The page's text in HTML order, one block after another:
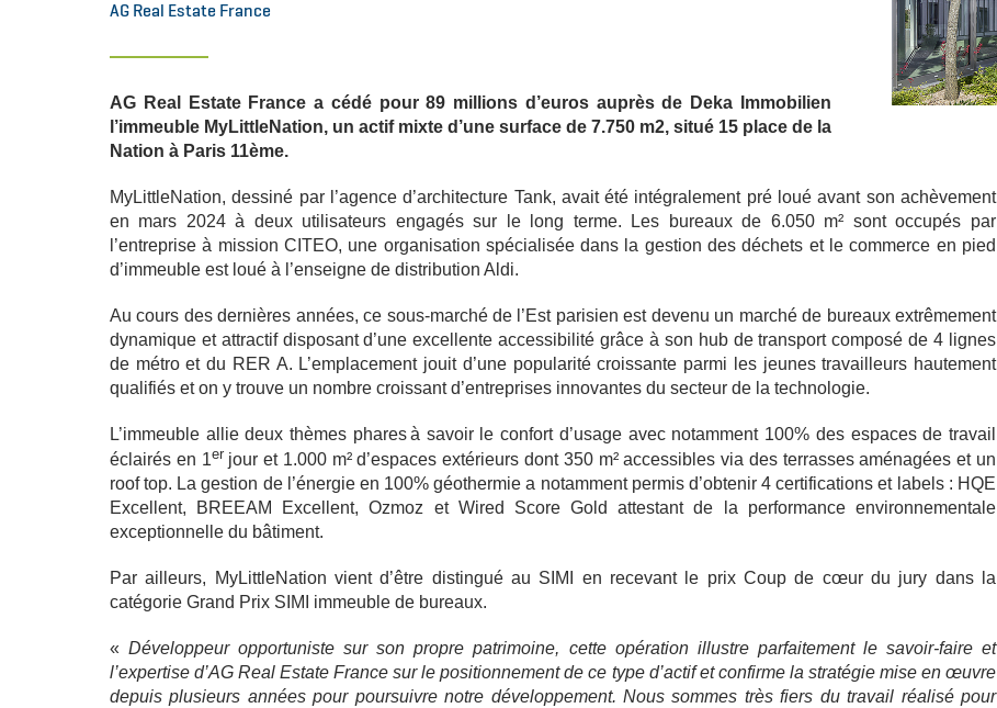
AG Real Estate France
AG Real Estate France a cédé pour 89 millions d’euros auprès de Deka Immobilien
l’immeuble MyLittleNation, un actif mixte d’une surface de 7.750 m2, situé 15 place de la
Nation à Paris 11ème.
MyLittleNation, dessiné par l’agence d’architecture Tank, avait été intégralement pré loué avant son achèvement
en mars 2024 à deux utilisateurs engagés sur le long terme. Les bureaux de 6.050 m² sont occupés par
l’entreprise à mission CITEO, une organisation spécialisée dans la gestion des déchets et le commerce en pied
d’immeuble est loué à l’enseigne de distribution Aldi.
Au cours des dernières années, ce sous-marché de l’Est parisien est devenu un marché de bureaux extrêmement
dynamique et attractif disposant d’une excellente accessibilité grâce à son hub de transport composé de 4 lignes
de métro et du RER A. L’emplacement jouit d’une popularité croissante parmi les jeunes travailleurs hautement
qualifiés et on y trouve un nombre croissant d’entreprises innovantes du secteur de la technologie.
L’immeuble allie deux thèmes phares à savoir le confort d’usage avec notamment 100% des espaces de travail
éclairés en 1er jour et 1.000 m² d’espaces extérieurs dont 350 m² accessibles via des terrasses aménagées et un
roof top. La gestion de l’énergie en 100% géothermie a notamment permis d’obtenir 4 certifications et labels : HQE
Excellent, BREEAM Excellent, Ozmoz et Wired Score Gold attestant de la performance environnementale
exceptionnelle du bâtiment.
Par ailleurs, MyLittleNation vient d’être distingué au SIMI en recevant le prix Coup de cœur du jury dans la
catégorie Grand Prix SIMI immeuble de bureaux.
«Développeur opportuniste sur son propre patrimoine, cette opération illustre parfaitement le savoir-faire et
l’expertise d’AG Real Estate France sur le positionnement de ce type d’actif et confirme la stratégie mise en œuvre
depuis plusieurs années pour poursuivre notre développement. Nous sommes très fiers du travail réalisé pour